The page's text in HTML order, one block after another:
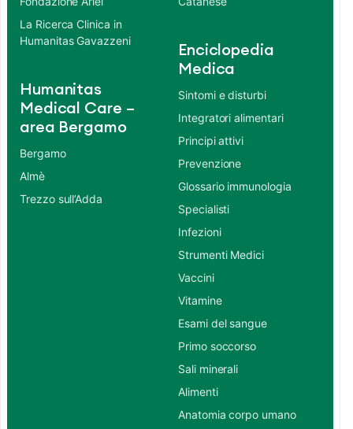
La Ricerca Clinica in
Humanitas Gavazzeni
Humanitas
Medical Care –
area Bergamo
Bergamo
Almè
Trezzo sull’Adda
Enciclopedia
Medica
Sintomi e disturbi
Integratori alimentari
Principi attivi
Prevenzione
Glossario immunologia
Specialisti
Infezioni
Strumenti Medici
Vaccini
Vitamine
Esami del sangue
Primo soccorso
Sali minerali
Alimenti
Anatomia corpo umano